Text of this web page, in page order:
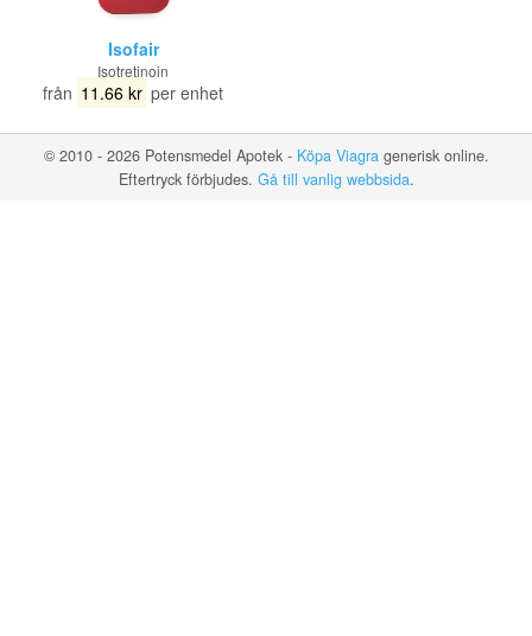
Isofair
Isotretinoin
från 11.66 kr per enhet
© 2010 - 2026 Potensmedel Apotek - Köpa Viagragenerisk online.
Eftertryck förbjudes. Gå till vanlig webbsida.